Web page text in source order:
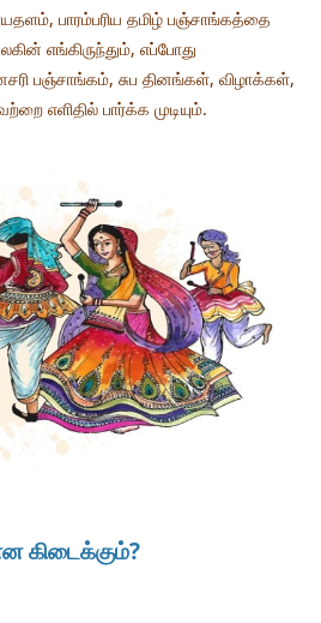
பாரம்பரிய தமிழ் பஞ்சாங்கத்தை
எங்கிருந்தும், எப்போது
பஞ்சாங்கம், சுப தினங்கள், விழாக்கள்,
எளிதில் பார்க்க முடியும்.
கிடைக்கும்?